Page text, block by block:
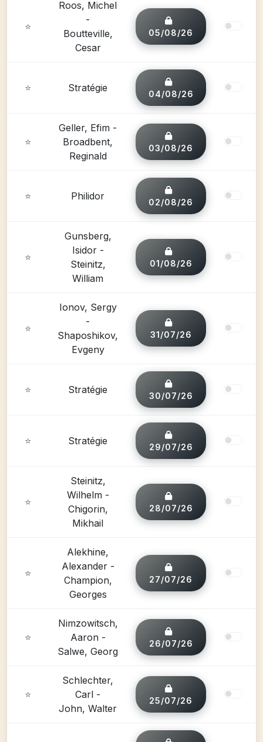
⭐
Roos, Michel
-
Boutteville,
Cesar
05/08/26
⭐ Stratégie
04/08/26
⭐
Geller, Efim -
Broadbent,
Reginald
03/08/26
⭐ Philidor
02/08/26
⭐
Gunsberg,
Isidor -
Steinitz,
William
01/08/26
⭐
Ionov, Sergy
-
Shaposhikov,
Evgeny
31/07/26
⭐ Stratégie
30/07/26
⭐ Stratégie
29/07/26
⭐
Steinitz,
Wilhelm -
Chigorin,
Mikhail
28/07/26
⭐
Alekhine,
Alexander -
Champion,
Georges
27/07/26
⭐
Nimzowitsch,
Aaron -
Salwe, Georg
26/07/26
⭐
Schlechter,
Carl -
John, Walter
25/07/26